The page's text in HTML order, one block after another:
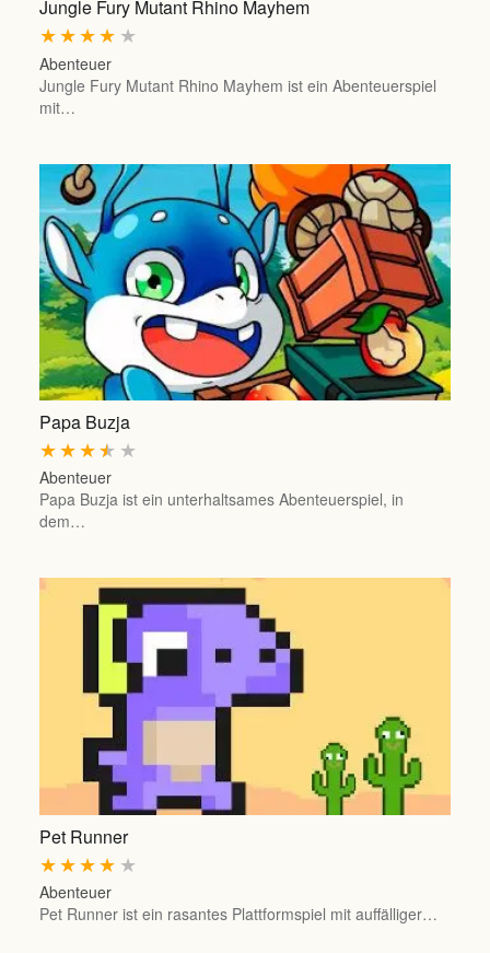
Jungle Fury Mutant Rhino Mayhem
★
★
★
★
★
Abenteuer
Jungle Fury Mutant Rhino Mayhem ist ein Abenteuerspiel
mit…
Papa Buzja
★
★
★
★
★
Abenteuer
Papa Buzja ist ein unterhaltsames Abenteuerspiel, in
dem…
Pet Runner
★
★
★
★
★
Abenteuer
Pet Runner ist ein rasantes Plattformspiel mit auffälliger…